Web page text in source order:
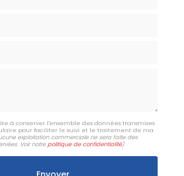
à conserver l'ensemble des données transmises
pour faciliter le suivi et le traitement de ma
exploitation commerciale ne sera faite des
Voir notrepolitique de confidentialité)